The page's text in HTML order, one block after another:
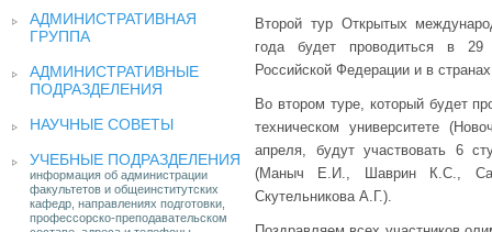
АДМИНИСТРАТИВНАЯ
ГРУППА
АДМИНИСТРАТИВНЫЕ
ПОДРАЗДЕЛЕНИЯ
НАУЧНЫЕ СОВЕТЫ
УЧЕБНЫЕ ПОДРАЗДЕЛЕНИЯ
информация об администрации
факультетов и общеинститутских
кафедр, направлениях подготовки,
профессорско-преподавательском
Второй тур Открытых
года будет проводиться в
Российской Федерации и в
Во втором туре, который будет
техническом университете
апреля, будут участвовать 6
(Маныч Е.И., Шаврин К.С.,
Скутельникова А.Г.).